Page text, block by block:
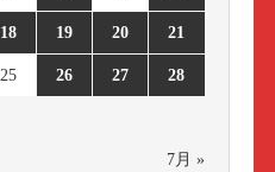
18 19 20 21
25 26 27 28
7月 »